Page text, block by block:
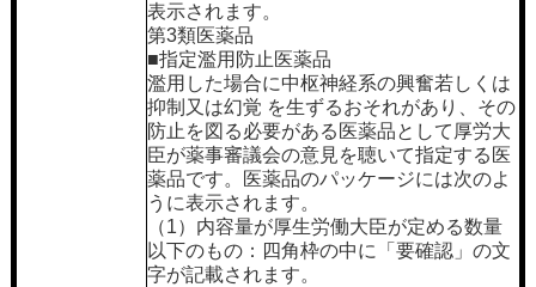
表示されます。
第3類医薬品
■指定濫用防止医薬品
濫用した場合に中枢神経系の興奮若しくは
抑制又は幻覚 を生ずるおそれがあり、その
防止を図る必要がある医薬品として厚労大
臣が薬事審議会の意見を聴いて指定する医
薬品です。医薬品のパッケージには次のよ
うに表示されます。
（1）内容量が厚生労働大臣が定める数量
以下のもの：四角枠の中に「要確認」の文
字が記載されます。